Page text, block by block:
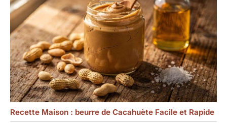
Recette Maison : beurre de Cacahuète Facile et Rapide